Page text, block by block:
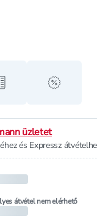
a bevásárló
alert
üzletet
és Expressz
átvétel nem elérhető